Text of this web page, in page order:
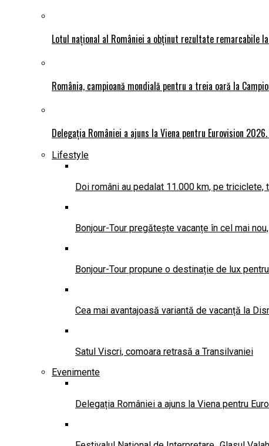
Lotul național al României a obținut rezultate remarcabile
România, campioană mondială pentru a treia oară la
Delegația României a ajuns la Viena pentru Eurovision
Lifestyle
Doi români au pedalat 11.000 km, pe triciclete,
Bonjour-Tour pregătește vacanțe în cel mai
Bonjour-Tour propune o destinație de lux
Cea mai avantajoasă variantă de vacanță la
Satul Viscri, comoara retrasă a Transilvaniei
Evenimente
Delegația României a ajuns la Viena pentru